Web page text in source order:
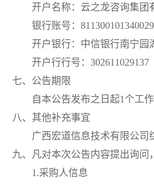
开户名称：云之龙咨询集团
银行账号：
开户银行：中信银行南宁园
开户行行号： 302611029137
七、公告期限
自本公告发布之日起1个工作
八、其他补充事宜
广西宏道信息技术有限公司
九、凡对本次公告内容提出询问
1.采购人信息